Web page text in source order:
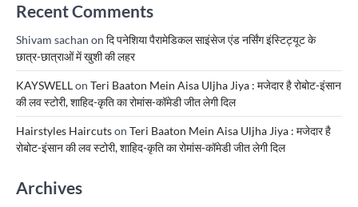
Recent Comments
Shivam sachan on दि पनेशिया पैरामेडिकल साइंसेज एंड नर्सिंग इंस्टिट्यूट के
छात्र-छात्राओं में खुशी की लहर
KAYSWELLon Teri Baaton Mein Aisa Uljha Jiya : मजेदार है रोबोट-इंसान
की लव स्टोरी, शाहिद-कृति का रोमांस-कॉमेडी जीत लेगी दिल
Hairstyles Haircutson Teri Baaton Mein Aisa Uljha Jiya : मजेदार है
रोबोट-इंसान की लव स्टोरी, शाहिद-कृति का रोमांस-कॉमेडी जीत लेगी दिल
Archives